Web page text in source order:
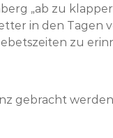
„ab zu
in den Tagen
zu
gebracht